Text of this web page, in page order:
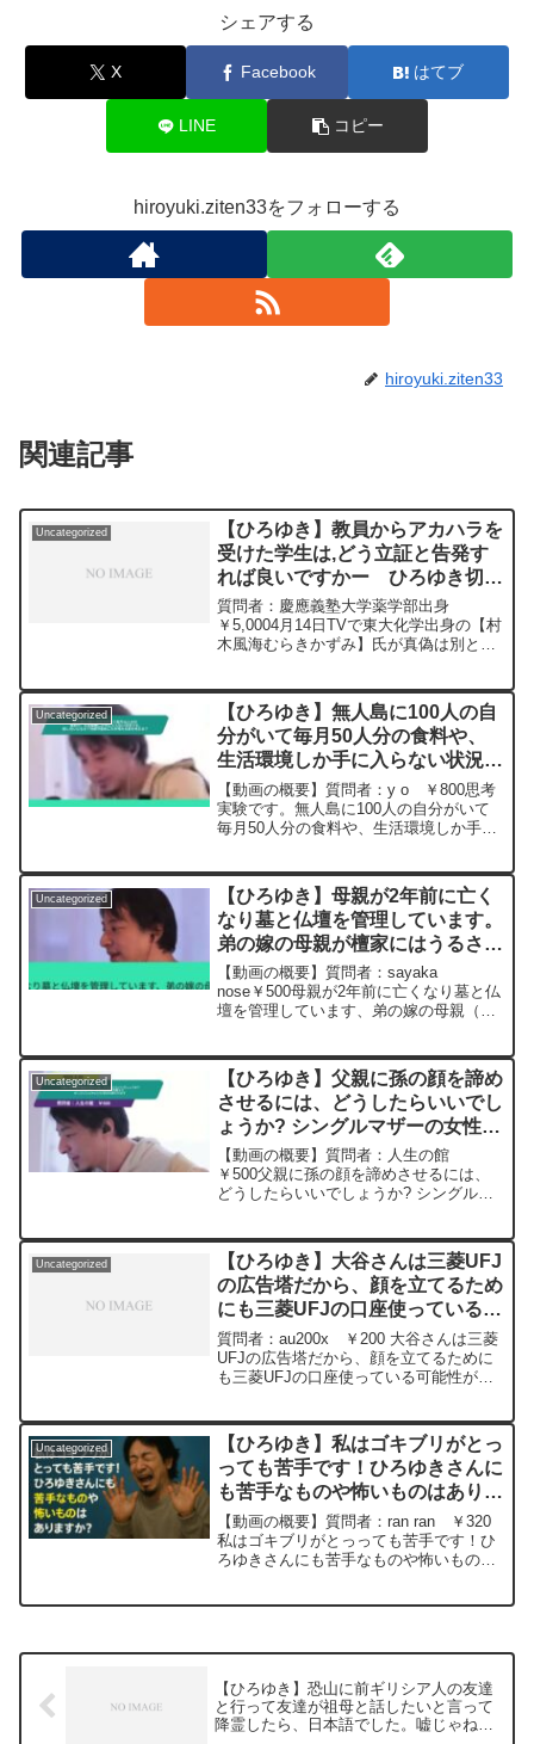
シェアする
X Facebook はてブ
LINE コピー
hiroyuki.ziten33をフォローする
hiroyuki.ziten33
関連記事
Uncategorized
【ひろゆき】教員からアカハラを
受けた学生は,どう立証と告発す
れば良いですかー ひろゆき切り
抜き 20240509
質問者：慶應義塾大学薬学部出身
￥5,0004月14日TVで東大化学出身の【村
木風海むらきかずみ】氏が真偽は別とし
した◆俺は慶應薬学部で助教授にパワハ
ラされたのがトド...
Uncategorized
【ひろゆき】無人島に100人の自
分がいて毎月50人分の食料や、
生活環境しか手に入らない状況で
す。殺し合いになる？持続可能的
に生き残れる策を考える？ー ひ
ろゆき切り抜き 20241008
【動画の概要】質問者：y o ￥800思考
実験です。無人島に100人の自分がいて
毎月50人分の食料や、生活環境しか手に
れる策を考える？その方法は？元動画：
世界も日本も...
Uncategorized
【ひろゆき】母親が2年前に亡く
なり墓と仏壇を管理しています。
弟の嫁の母親が檀家にはうるさい
家柄です。切った方が良いです
か。ー ひろゆき切り抜き
20230728
【動画の概要】質問者：sayaka
nose￥500母親が2年前に亡くなり墓と仏
壇を管理しています、弟の嫁の母親（母
います。我が家檀家など無く法事も大嫌
いな母でした...
Uncategorized
【ひろゆき】父親に孫の顔を諦め
させるには、どうしたらいいでし
ょうか? シングルマザーの女性も
前の旦那よりかっこいい人がいい
と言われ断られますー ひろゆき
切り抜き 20250505
【動画の概要】質問者：人生の館
￥500父親に孫の顔を諦めさせるには、
どうしたらいいでしょうか? シングルマ
感動は心の中に居る。AIも何れ。Leffe
rouge ...
Uncategorized
【ひろゆき】大谷さんは三菱UFJ
の広告塔だから、顔を立てるため
にも三菱UFJの口座使っている可
能性が高いー ひろゆき切り抜
き 20240326
質問者：au200x ￥200 大谷さんは三菱
UFJの広告塔だから、顔を立てるために
も三菱UFJの口座使っている可能性が高
M20 *...
Uncategorized
【ひろゆき】私はゴキブリがとっ
っても苦手です！ひろゆきさんに
も苦手なものや怖いものはありま
すか？ー ひろゆき切り抜き
20251025
【動画の概要】質問者：ran ran ￥320
私はゴキブリがとっっても苦手です！ひ
ろゆきさんにも苦手なものや怖いものは
【ひろゆき】恐山に前ギリシア人の友達
と行って友達が祖母と話したいと言って
降霊したら、日本語でした。嘘じゃねー